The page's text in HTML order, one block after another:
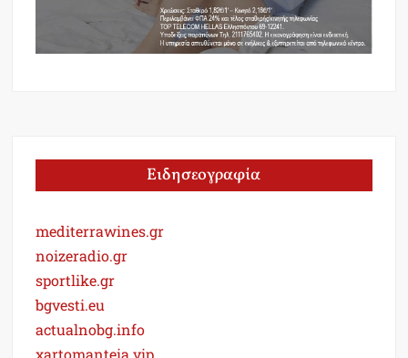
Ειδησεογραφία
mediterrawines.gr
noizeradio.gr
sportlike.gr
bgvesti.eu
actualnobg.info
xartomanteia.vip